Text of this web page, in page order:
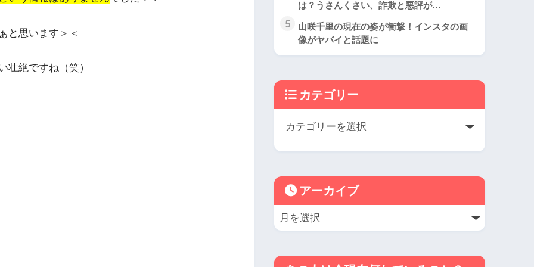
と思います＞＜
壮絶ですね（笑）
は？うさんくさい、詐欺と悪評が…
5
山咲千里の現在の姿が衝撃！インスタの画
像がヤバイと話題に
カテゴリー
アーカイブ